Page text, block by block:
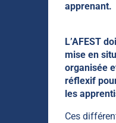
apprenant.
L’AFEST
mise en
organisée
réflexif
les
Ces